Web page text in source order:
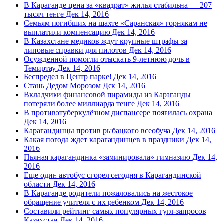
В Караганде цена за «квадрат» жилья стабильна — 207
тысяч тенге Дек 14, 2016
Семьям погибших на шахте «Саранская» горнякам не
выплатили компенсацию Дек 14, 2016
В Казахстане медиков ждут крупные штрафы за
липовые справки для пилотов Дек 14, 2016
Осужденной помогли отыскать 9-летнюю дочь в
Темиртау Дек 14, 2016
Беспредел в Центр парке! Дек 14, 2016
Стань Дедом Морозом Дек 14, 2016
Вкладчики финансовой пирамиды из Караганды
потеряли более миллиарда тенге Дек 14, 2016
В противотуберкулёзном диспансере появилась охрана
Дек 14, 2016
Карагандинцы против рыбацкого всеобуча Дек 14, 2016
Какая погода ждет карагандинцев в праздники Дек 14,
2016
Пьяная карагандинка «заминировала» гимназию Дек 14,
2016
Еще один автобус сгорел сегодня в Карагандинской
области Дек 14, 2016
В Караганде родители пожаловались на жестокое
обращение учителя с их ребенком Дек 14, 2016
Составили рейтинг самых популярных гугл-запросов